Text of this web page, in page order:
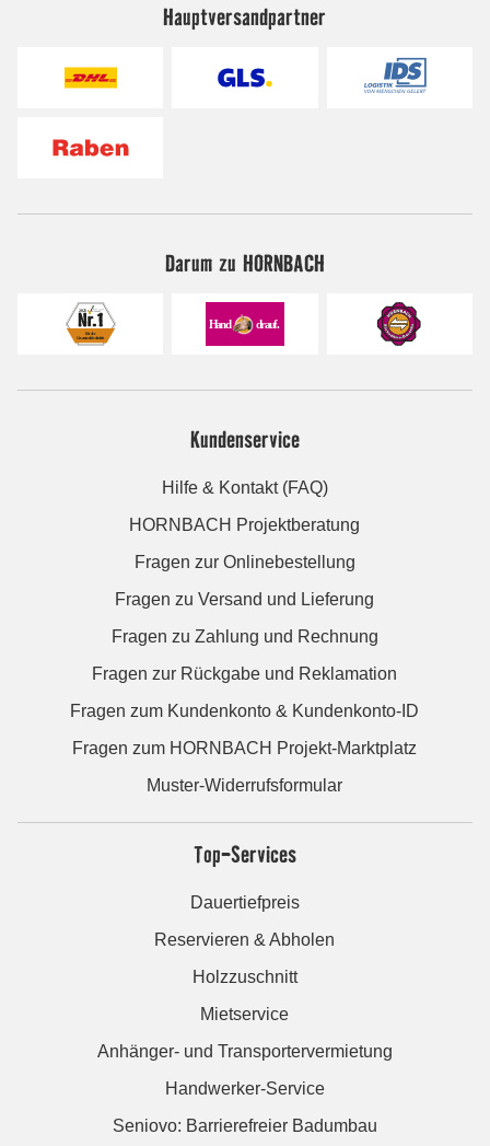
Hauptversandpartner
Darum zu HORNBACH
Kundenservice
Hilfe & Kontakt (FAQ)
HORNBACH Projektberatung
Fragen zur Onlinebestellung
Fragen zu Versand und Lieferung
Fragen zu Zahlung und Rechnung
Fragen zur Rückgabe und Reklamation
Fragen zum Kundenkonto & Kundenkonto-ID
Fragen zum HORNBACH Projekt-Marktplatz
Muster-Widerrufsformular
Top-Services
Dauertiefpreis
Reservieren & Abholen
Holzzuschnitt
Mietservice
Anhänger- und Transportervermietung
Handwerker-Service
Seniovo: Barrierefreier Badumbau